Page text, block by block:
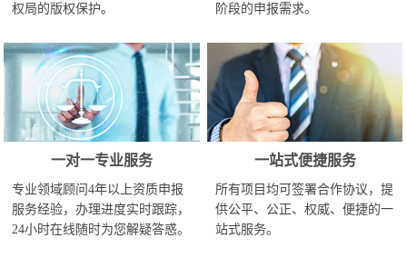
权局的版权保护。
阶段的申报需求。
一对一专业服务
专业领域顾问4年以上资质申报
服务经验，办理进度实时跟踪，
24小时在线随时为您解疑答惑。
一站式便捷服务
所有项目均可签署合作协议，提
供公平、公正、权威、便捷的一
站式服务。